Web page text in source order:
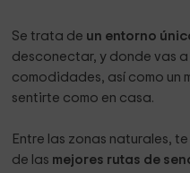
También tenemos servicio
Disponemos del
llevar el desayuno, la
huésped hasta la cabaña
bebidas es ofrecida al
instalaciones.
Se trata de un entorno
desconectar, y donde vas
comodidades, así como un
sentirte como en casa.
Entre las zonas naturales,
de las mejores rutas de